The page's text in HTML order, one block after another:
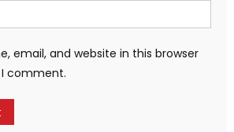
email, and website in this browser
comment.